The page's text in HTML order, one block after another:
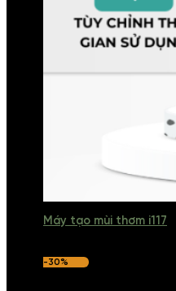
Máy tạo mùi thơm i117
-30%